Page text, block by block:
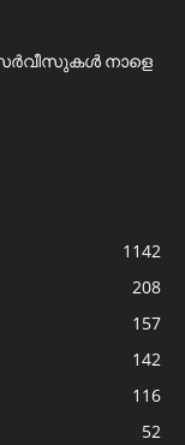
നാളെ
1142
208
157
142
116
52